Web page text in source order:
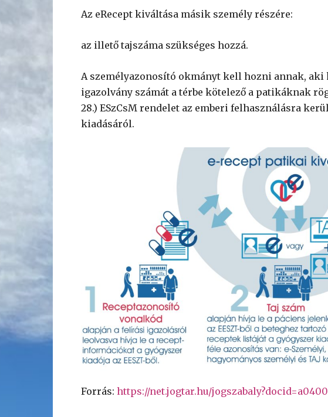
Az eRecept kiváltása másik személy részére:
az illető tajszáma szükséges hozzá.
A személyazonosító okmányt kell hozni annak, aki
igazolvány számát a térbe kötelező a patikáknak
28.) ESzCsM rendelet az emberi felhasználásra
kiadásáról.
Forrás: https://net.jogtar.hu/